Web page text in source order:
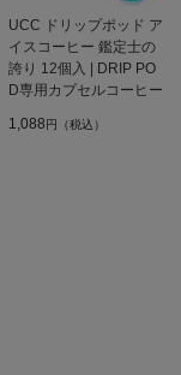
UCC ドリップポッド ア
イスコーヒー 鑑定士の
誇り 12個入 | DRIP PO
D専用カプセルコーヒー
1,088円（税込）